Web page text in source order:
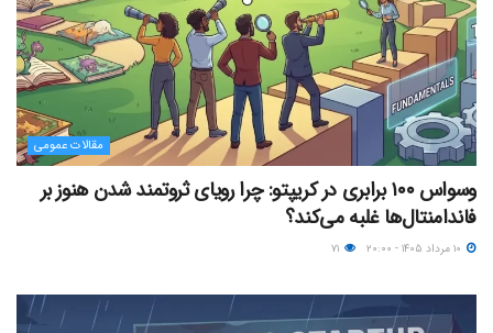
مقالات عمومی
وسواس ۱۰۰ برابری در کریپتو: چرا رویای ثروتمند شدن هنوز بر
فاندامنتال‌ها غلبه می‌کند؟